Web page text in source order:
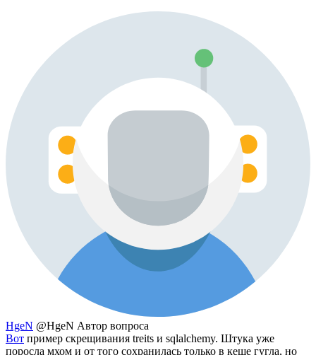
HgeN @HgeN Автор вопроса
Вот пример скрещивания treits и sqlalchemy. Штука уже
поросла мхом и от того сохранилась только в кеше гугла, но